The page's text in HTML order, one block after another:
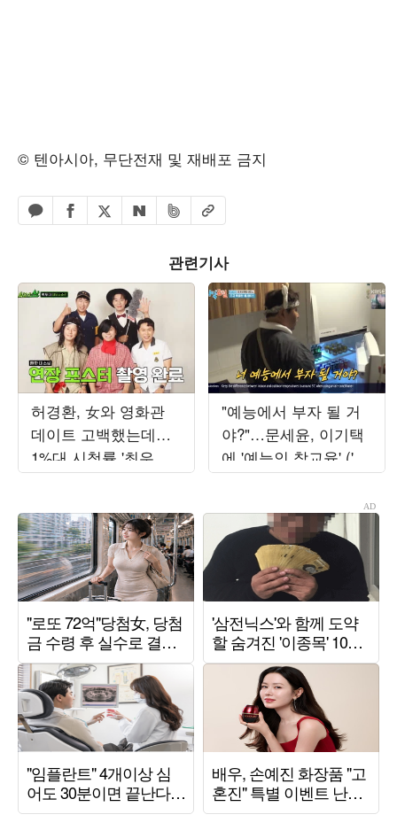
© 텐아시아, 무단전재 및 재배포 금지
카카오톡 공유하기
페이스북 공유하기
엑스 공유하기
네이버 공유하기
밴드 공유하기
URL복사
관련기사
허경환, 女와 영화관
데이트 고백했는데…
1%대 시청률 '최우수
산' 결국 종영 [종합]
"예능에서 부자 될 거
야?"…문세윤, 이기택
에 '예능인 참교육' ('1
박 2일')